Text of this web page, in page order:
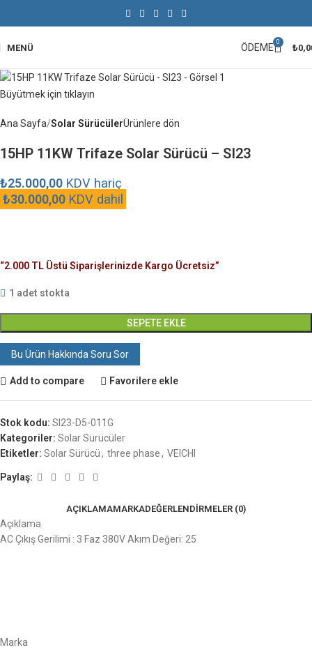
MENÜ ÖDEME 0
₺
Büyütmek için tıklayın
Ana Sayfa Solar SürücülerÜrünlere dön
15HP 11KW Trifaze Solar Sürücü – SI23
₺25.000,00 KDV hariç
₺30.000,00 KDV dahil
“2.000 TL Üstü Siparişlerinizde Kargo Ücretsiz”
1 adet stokta
SEPETE EKLE
Bu Ürün Hakkında Soru Sor
Add to compare Favorilere ekle
Stok kodu: SI23-D5-011G
Kategoriler: Solar Sürücüler
Etiketler: Solar Sürücü, three phase, VEICHI
Paylaş:
AÇIKLAMAMARKADEĞERLENDIRMELER (0)
Açıklama
AC Çıkış Gerilimi : 3 Faz 380V Akım Değeri: 25
Marka